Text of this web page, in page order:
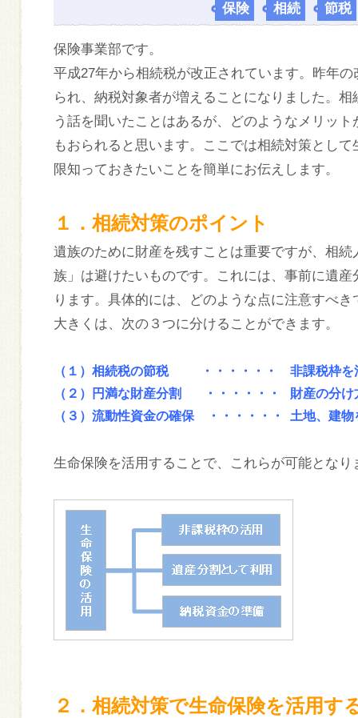
保険 相続 節税
保険事業部です。
平成27年から相続税が改正されています。昨年
られ、納税対象者が増えることになりました。
う話を聞いたことはあるが、どのようなメリッ
もおられると思います。ここでは相続対策とし
限知っておきたいことを簡単にお伝えします。
１．相続対策のポイント
遺族のために財産を残すことは重要ですが、相
族」は避けたいものです。これには、事前に遺
ります。具体的には、どのような点に注意すべき
大きくは、次の３つに分けることができます。
（１）相続税の節税 ・・・・・・ 非課税枠を
（２）円満な財産分割 ・・・・・・ 財産の分け
（３）流動性資金の確保 ・・・・・・ 土地、建
生命保険を活用することで、これらが可能となり
２．相続対策で生命保険を活用す